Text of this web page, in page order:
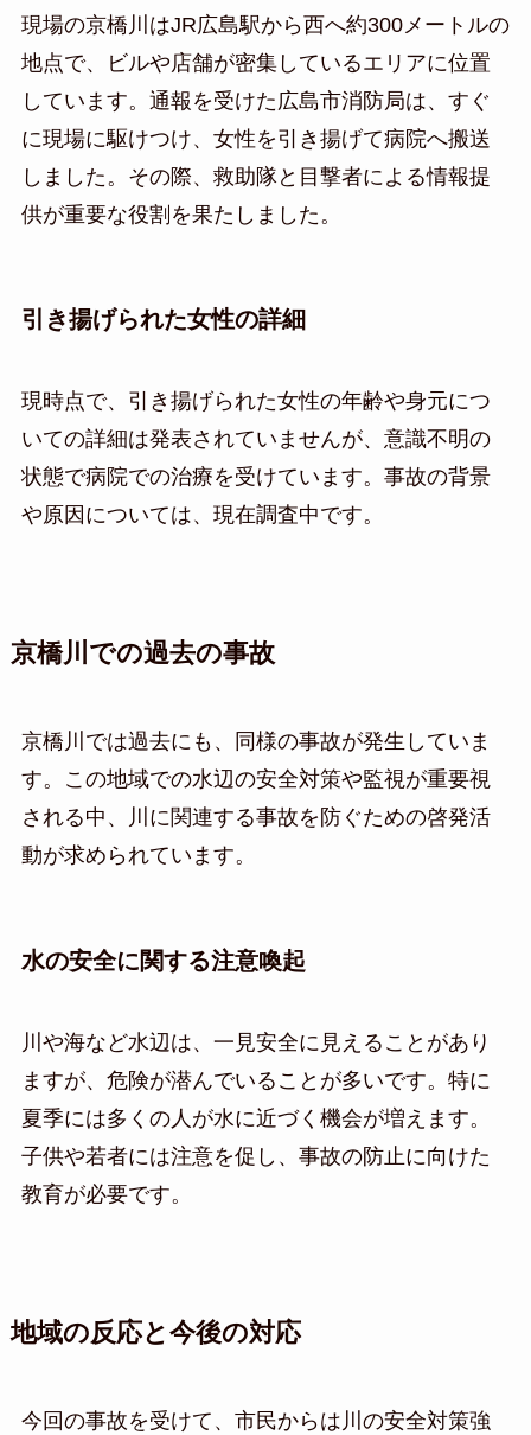
現場の京橋川はJR広島駅から西へ約300メートルの
地点で、ビルや店舗が密集しているエリアに位置
しています。通報を受けた広島市消防局は、すぐ
に現場に駆けつけ、女性を引き揚げて病院へ搬送
しました。その際、救助隊と目撃者による情報提
供が重要な役割を果たしました。
引き揚げられた女性の詳細
現時点で、引き揚げられた女性の年齢や身元につ
いての詳細は発表されていませんが、意識不明の
状態で病院での治療を受けています。事故の背景
や原因については、現在調査中です。
京橋川での過去の事故
京橋川では過去にも、同様の事故が発生していま
す。この地域での水辺の安全対策や監視が重要視
される中、川に関連する事故を防ぐための啓発活
動が求められています。
水の安全に関する注意喚起
川や海など水辺は、一見安全に見えることがあり
ますが、危険が潜んでいることが多いです。特に
夏季には多くの人が水に近づく機会が増えます。
子供や若者には注意を促し、事故の防止に向けた
教育が必要です。
地域の反応と今後の対応
今回の事故を受けて、市民からは川の安全対策強